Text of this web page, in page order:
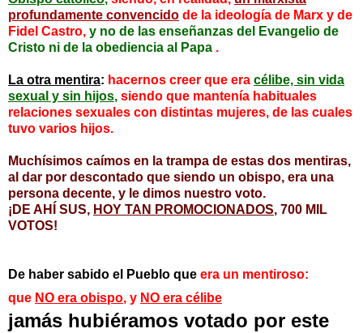
profundamente convencido de la ideología de Marx y de
Fidel Castro, y no de las enseñanzas del Evangelio de
Cristo ni de la obediencia al Papa .
La otra mentira: hacernos creer que era célibe, sin vida
sexual y sin hijos, siendo que mantenía habituales
relaciones sexuales con distintas mujeres, de las cuales
tuvo varios hijos.
Muchísimos caímos en la trampa de estas dos mentiras,
al dar por descontado que siendo un obispo, era una
persona decente, y le dimos nuestro voto.
¡DE AHÍ SUS, HOY TAN PROMOCIONADOS, 700 MIL
VOTOS!
De haber sabido el Pueblo que era un mentiroso:
que NO era obispo, y NO era célibe
jamás hubiéramos votado por este